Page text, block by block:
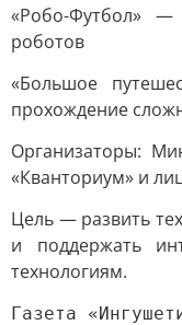
«Робо-Футбол» —
роботов
«Большое
прохождение
Организаторы:
«Кванториум» и
Цель — развить
и поддержать
технологиям.
Газета